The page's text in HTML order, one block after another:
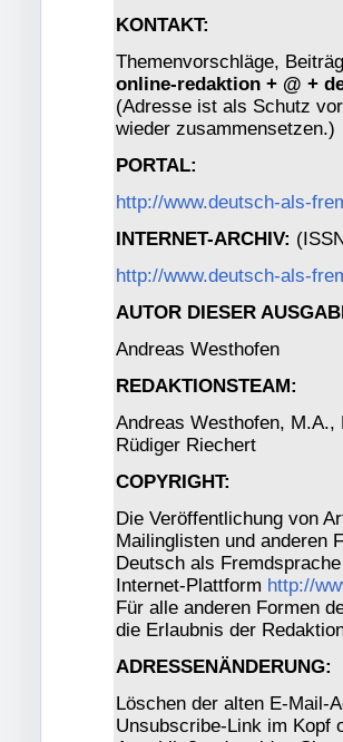
KONTAKT:
Themenvorschläge,
online-redaktion + @ +
(Adresse ist als Schutz
wieder zusammensetzen.)
PORTAL:
http://www.deutsch-als-
INTERNET-ARCHIV:
http://www.deutsch-als-
AUTOR DIESER
Andreas Westhofen
REDAKTIONSTEAM:
Andreas Westhofen, M.A.,
Rüdiger Riechert
COPYRIGHT:
Die Veröffentlichung von
Mailinglisten und anderen
Deutsch als
Internet-Plattform http://
Für alle anderen Formen
die Erlaubnis der
ADRESSENÄNDERUNG:
Löschen der alten E-Mail-
Unsubscribe-Link im Kopf